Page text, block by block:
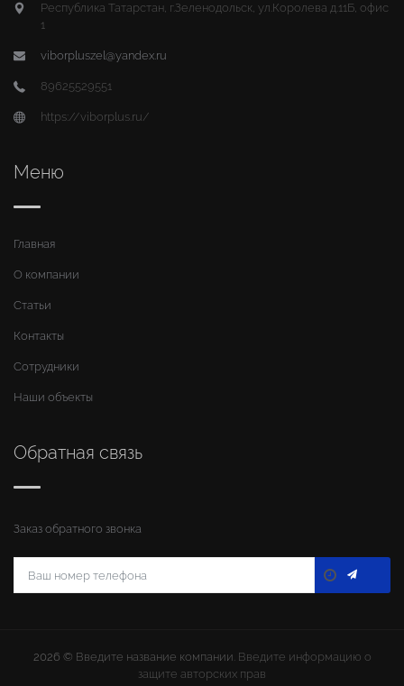
Республика Татарстан, г.Зеленодольск, ул.Королева д.11Б, офис
1
viborpluszel@yandex.ru
89625529551
https://viborplus.ru/
Меню
Главная
О компании
Статьи
Контакты
Сотрудники
Наши объекты
Обратная связь
Заказ обратного звонка
2026 © Введите название компании. Введите информацию о
защите авторских прав